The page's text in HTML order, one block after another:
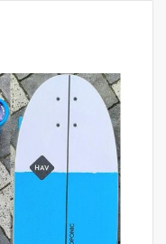
תמונות